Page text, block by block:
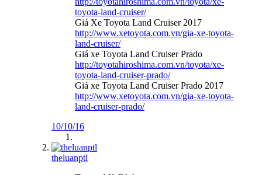
toyota-land-cruiser/
Giá Xe Toyota Land Cruiser 2017
http://www.xetoyota.com.vn/gia-xe-toyota-
land-cruiser/
Giá xe Toyota Land Cruiser Prado
http://toyotahiroshima.com.vn/toyota/xe-
toyota-land-cruiser-prado/
Giá xe Toyota Land Cruiser Prado 2017
http://www.xetoyota.com.vn/gia-xe-toyota-
land-cruiser-prado/
10/10/16
theluanptl